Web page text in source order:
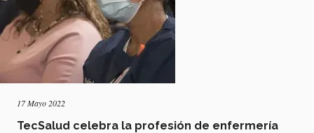
17 Mayo 2022
TecSalud celebra la profesión de enfermería